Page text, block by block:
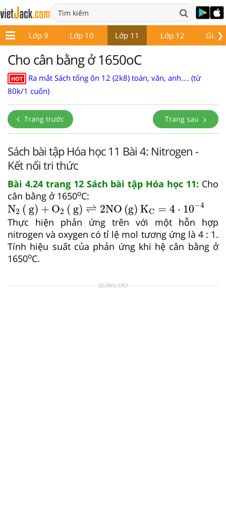
❯
8 Lớp 9 Lớp 10 Lớp 11 Lớp 12 Giáo
Cho cân bằng ở 1650oC
HOT
Ra mắt Sách tổng ôn 12 (2k8) toán, văn, anh.... (từ
80k/1 cuốn)
Trang trước Trang sau
Sách bài tập Hóa học 11 Bài 4: Nitrogen -
Kết nối tri thức
Bài 4.24 trang 12 Sách bài tập Hóa học 11: Cho
cân bằng ở 1650oC:
N2 ( g) + O2 ( g) ⇌ 2NO (g) KC = 4 ⋅ 10−4
N2g+O 2g⇌2NO gKC= 4 ⋅10
Thực hiện phản ứng trên với một hỗn hợp
nitrogen và oxygen có tỉ lệ mol tương ứng là 4 : 1.
Tính hiệu suất của phản ứng khi hệ cân bằng ở
1650oC.
QUẢNG CÁO